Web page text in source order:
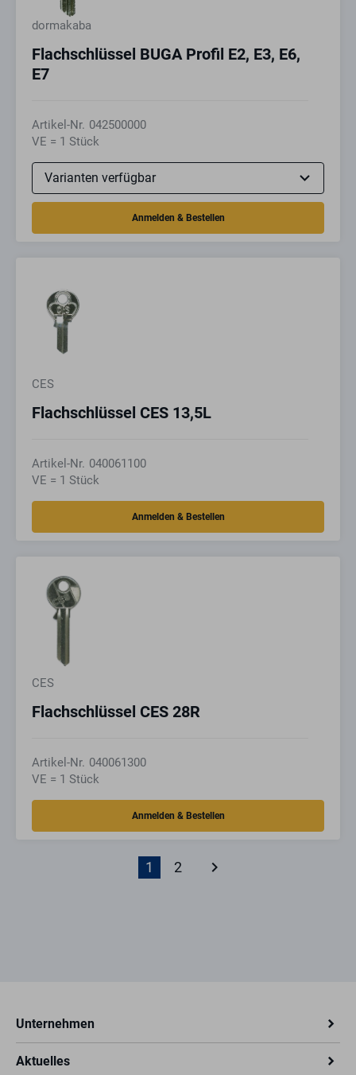
dormakaba
Flachschlüssel BUGA Profil E2, E3, E6,
E7
Artikel-Nr. 042500000
VE = 1 Stück
CES
Flachschlüssel CES 13,5L
Artikel-Nr. 040061100
VE = 1 Stück
CES
Flachschlüssel CES 28R
Artikel-Nr. 040061300
VE = 1 Stück
1 2 keyboard_arrow_right
Unternehmen
Aktuelles